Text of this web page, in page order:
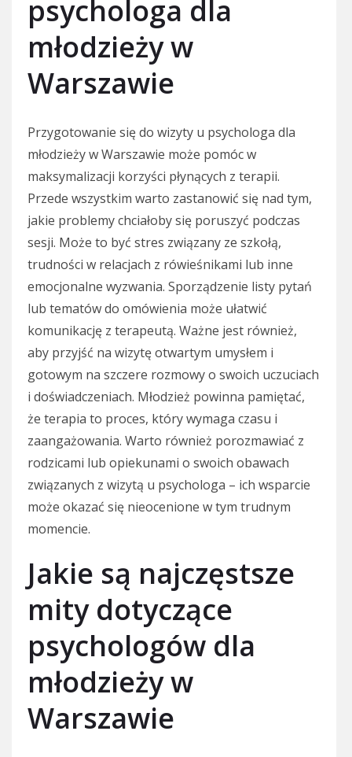
psychologa dla
młodzieży w
Warszawie
Przygotowanie się do wizyty u psychologa dla
młodzieży w Warszawie może pomóc w
maksymalizacji korzyści płynących z terapii.
Przede wszystkim warto zastanowić się nad tym,
jakie problemy chciałoby się poruszyć podczas
sesji. Może to być stres związany ze szkołą,
trudności w relacjach z rówieśnikami lub inne
emocjonalne wyzwania. Sporządzenie listy pytań
lub tematów do omówienia może ułatwić
komunikację z terapeutą. Ważne jest również,
aby przyjść na wizytę otwartym umysłem i
gotowym na szczere rozmowy o swoich uczuciach
i doświadczeniach. Młodzież powinna pamiętać,
że terapia to proces, który wymaga czasu i
zaangażowania. Warto również porozmawiać z
rodzicami lub opiekunami o swoich obawach
związanych z wizytą u psychologa – ich wsparcie
może okazać się nieocenione w tym trudnym
momencie.
Jakie są najczęstsze
mity dotyczące
psychologów dla
młodzieży w
Warszawie